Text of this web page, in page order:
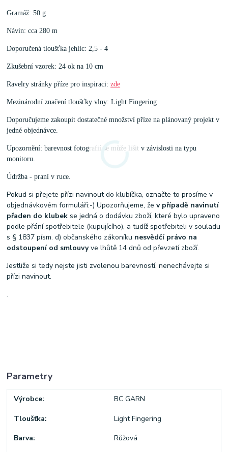
Gramáž: 50 g
Návin: cca 280 m
Doporučená tloušťka jehlic: 2,5 - 4
Zkušební vzorek: 24 ok na 10 cm
Ravelry stránky příze pro inspiraci:zde
Mezinárodní značení tloušťky vlny: Light Fingering
Doporučujeme zakoupit dostatečné množství příze na plánovaný projekt v
jedné objednávce.
Upozornění: barevnost fotografií se může lišit v závislosti na typu
monitoru.
Údržba - praní v ruce.
Pokud si přejete přízi navinout do klubíčka, označte to prosíme v
objednávkovém formuláři:-) Upozorňujeme, žev případě navinutí
přaden do klubek se jedná o dodávku zboží, které bylo upraveno
podle přání spotřebitele (kupujícího), a tudíž spotřebiteli v souladu
s § 1837 písm. d) občanského zákoníku nesvědčí právo na
odstoupení od smlouvyve lhůtě 14 dnů od převzetí zboží.
Jestliže si tedy nejste jisti zvolenou barevností, nenechávejte si
přízi navinout.
.
Parametry
Výrobce BC GARN
Tloušťka Light Fingering
Barva Růžová